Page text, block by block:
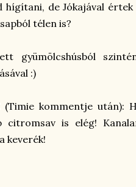
hígítani, de Jókajával
télen is?
gyümölcshúsból
:)
(Timie kommentje
citromsav is elég!
keverék!